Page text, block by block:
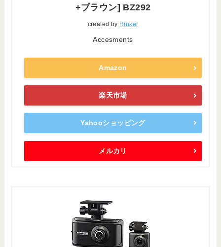
+ブラウン] BZ292
created by Rinker
Accesments
Amazon
楽天市場
Yahooショッピング
メルカリ